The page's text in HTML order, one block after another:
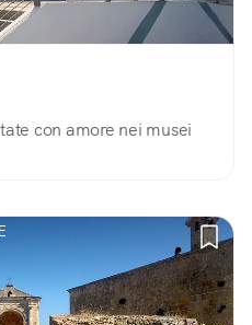
con amore nei musei